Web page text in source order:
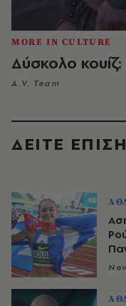
MORE IN CULTURE
Δύσκολο
A.V. Team
ΔΕΙΤΕ